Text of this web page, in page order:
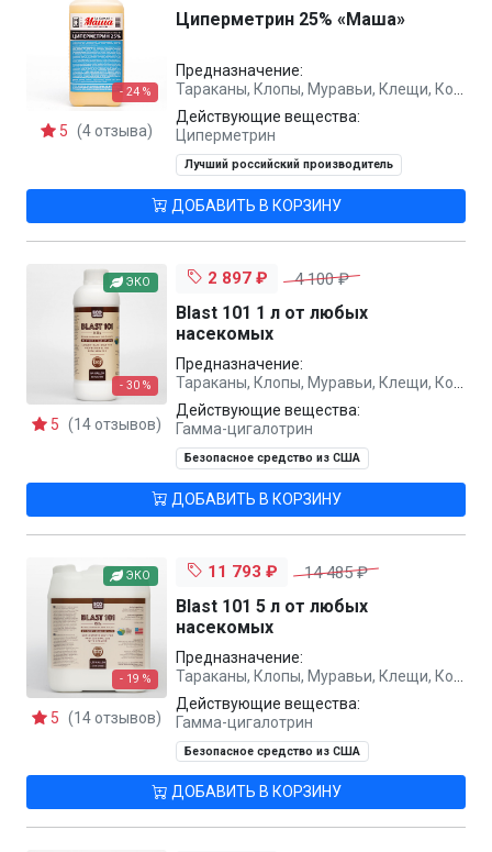
- 24 %
5 (4 отзыва)
Циперметрин 25% «Маша»
Предназначение:
Тараканы, Клопы, Муравьи, Клещи, Комары, Мухи, Блохи
Действующие вещества:
Циперметрин
Лучший российский производитель
ДОБАВИТЬ В КОРЗИНУ
- 30 %
ЭКО
5 (14 отзывов)
2 897 ₽ 4 100 ₽
Blast 101 1 л от любых
насекомых
Предназначение:
Тараканы, Клопы, Муравьи, Клещи, Комары, Мухи, Осы, Вши
Действующие вещества:
Гамма-цигалотрин
Безопасное средство из США
ДОБАВИТЬ В КОРЗИНУ
- 19 %
ЭКО
5 (14 отзывов)
11 793 ₽ 14 485 ₽
Blast 101 5 л от любых
насекомых
Предназначение:
Тараканы, Клопы, Муравьи, Клещи, Комары, Мухи, Осы, Вши
Действующие вещества:
Гамма-цигалотрин
Безопасное средство из США
ДОБАВИТЬ В КОРЗИНУ